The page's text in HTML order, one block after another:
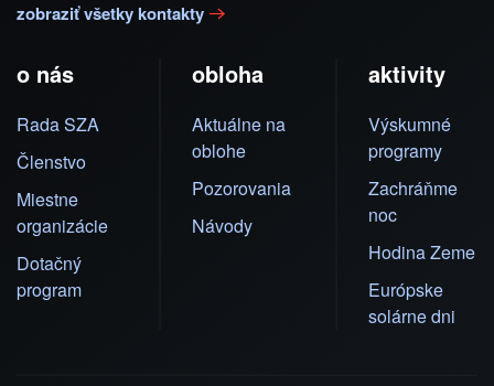
zobraziť všetky kontakty
o nás
Rada SZA
Členstvo
Miestne
organizácie
Dotačný
program
obloha
Aktuálne na
oblohe
Pozorovania
Návody
aktivity
Výskumné
programy
Zachráňme
noc
Hodina Zeme
Európske
solárne dni